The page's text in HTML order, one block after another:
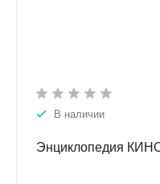
В наличии
Энциклопедия